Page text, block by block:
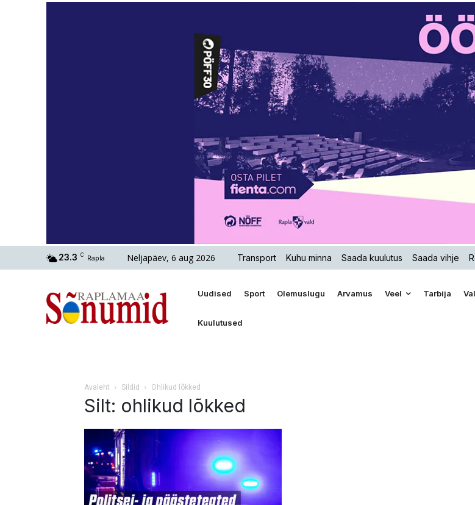
23.3 C Rapla Neljapäev, 6 aug 2026 Transport Kuhu minna Saada kuulutus Saada vihje
Uudised Sport Olemuslugu Arvamus Veel Tarbija
Kuulutused
Avaleht Sildid Ohlikud lõkked
Silt: ohlikud lõkked